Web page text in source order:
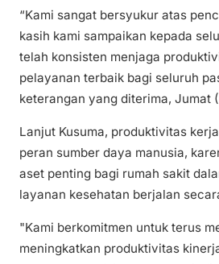
“Kami sangat bersyukur atas
kasih kami sampaikan kepada
telah konsisten menjaga
pelayanan terbaik bagi seluruh
keterangan yang diterima, Jumat
Lanjut Kusuma, produktivitas
peran sumber daya manusia,
aset penting bagi rumah sakit
layanan kesehatan berjalan
"Kami berkomitmen untuk terus
meningkatkan produktivitas